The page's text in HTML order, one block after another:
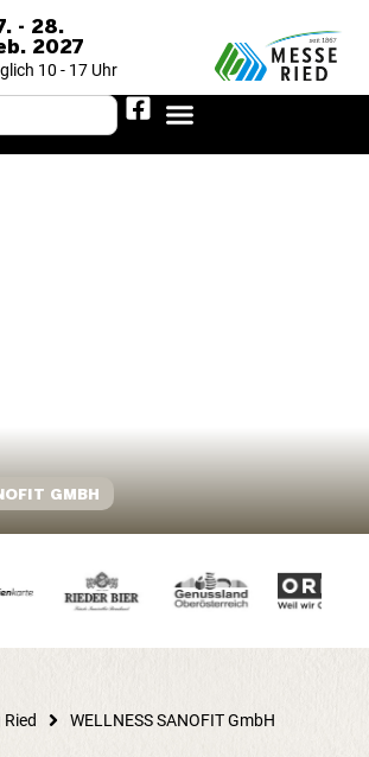
- 28.
2027
10 - 17 Uhr
GMBH
WELLNESS SANOFIT GmbH